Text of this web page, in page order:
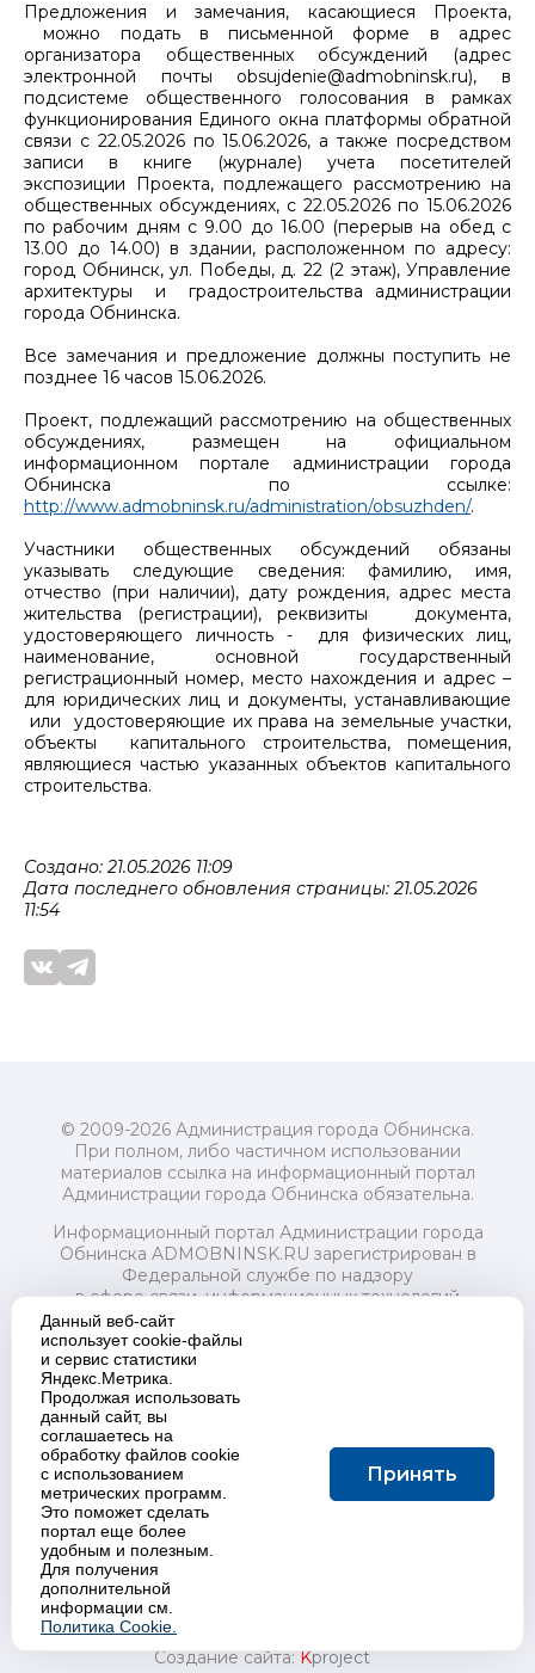
Предложения и замечания, касающиеся Проекта,
можно подать в письменной форме в адрес
организатора общественных обсуждений (адрес
электронной почты obsujdenie@admobninsk.ru), в
подсистеме общественного голосования в рамках
функционирования Единого окна платформы обратной
связи с 22.05.2026 по 15.06.2026, а также посредством
записи в книге (журнале) учета посетителей
экспозиции Проекта, подлежащего рассмотрению на
общественных обсуждениях, с 22.05.2026 по 15.06.2026
по рабочим дням с 9.00 до 16.00 (перерыв на обед с
13.00 до 14.00) в здании, расположенном по адресу:
город Обнинск, ул. Победы, д. 22 (2 этаж), Управление
архитектуры и градостроительства администрации
города Обнинска.
Все замечания и предложение должны поступить не
позднее 16 часов 15.06.2026.
Проект, подлежащий рассмотрению на общественных
обсуждениях, размещен на официальном
информационном портале администрации города
Обнинска по ссылке:
http://www.admobninsk.ru/administration/obsuzhden/.
Участники общественных обсуждений обязаны
указывать следующие сведения: фамилию, имя,
отчество (при наличии), дату рождения, адрес места
жительства (регистрации), реквизиты документа,
удостоверяющего личность - для физических лиц,
наименование, основной государственный
регистрационный номер, место нахождения и адрес –
для юридических лиц и документы, устанавливающие
или удостоверяющие их права на земельные участки,
объекты капитального строительства, помещения,
являющиеся частью указанных объектов капитального
строительства.
Создано: 21.05.2026 11:09
Дата последнего обновления страницы: 21.05.2026
11:54
© 2009-2026 Администрация города Обнинска.
При полном, либо частичном использовании
материалов ссылка на информационный портал
Администрации города Обнинска обязательна.
Информационный портал Администрации города
Обнинска ADMOBNINSK.RU зарегистрирован в
Федеральной службе по надзору
в сфере связи, информационных технологий
и массовых коммуникаций (Роскомнадзор) 24 июля
2018 года.
Свидетельство о регистрации Эл № ФС77-73321
Учредитель: Администрация (исполнительно-
распорядительный орган) городского округа "Город
Обнинск". Главный редактор: Байкова Е.А.
Адрес электронной почты Редакции:
redactor@admobninsk.ru
Телефон Редакции: +7 (484) 395-85-85
Настоящий ресурс содержит материалы 18+
Политика в отношении обработки персональных
Создание сайта: Kproject
Данный веб-сайт
использует cookie-файлы
и сервис статистики
Яндекс.Метрика.
Продолжая использовать
данный сайт, вы
соглашаетесь на
обработку файлов cookie
с использованием
метрических программ.
Это поможет сделать
портал еще более
удобным и полезным.
Для получения
дополнительной
информации см.
Политика Cookie.
Принять